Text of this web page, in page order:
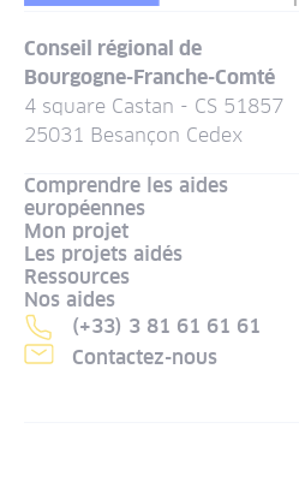
Conseil régional de
Bourgogne-Franche-Comté
4 square Castan - CS 51857
25031 Besançon Cedex
Comprendre les aides
européennes
Mon projet
Les projets aidés
Ressources
Nos aides
(+33) 3 81 61 61 61
Contactez-nous